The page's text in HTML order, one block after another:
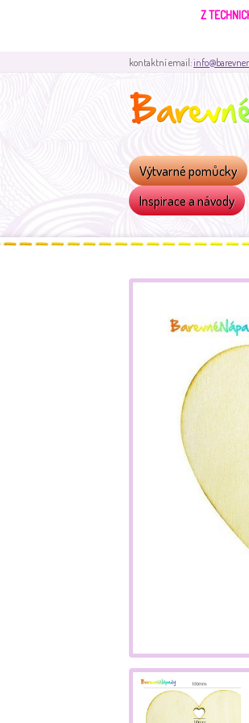
Z
kontaktní email:
Výtvarné pomůcky
Inspirace a návody